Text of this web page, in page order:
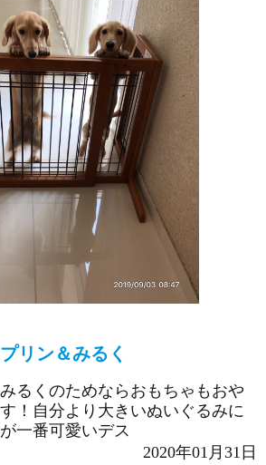
プリン＆みるく
るくのためならおもちゃもおや
！自分より大きいぬいぐるみに
一番可愛いデス
2020年01月31日